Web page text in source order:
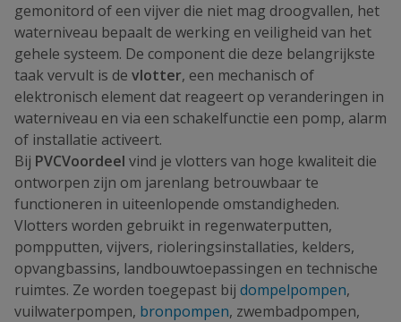
gemonitord of een vijver die niet mag droogvallen, het
waterniveau bepaalt de werking en veiligheid van het
gehele systeem. De component die deze belangrijkste
taak vervult is de vlotter, een mechanisch of
elektronisch element dat reageert op veranderingen in
waterniveau en via een schakelfunctie een pomp, alarm
of installatie activeert.
Bij PVCVoordeel vind je vlotters van hoge kwaliteit die
ontworpen zijn om jarenlang betrouwbaar te
functioneren in uiteenlopende omstandigheden.
Vlotters worden gebruikt in regenwaterputten,
pompputten, vijvers, rioleringsinstallaties, kelders,
opvangbassins, landbouwtoepassingen en technische
ruimtes. Ze worden toegepast bij dompelpompen,
vuilwaterpompen, bronpompen, zwembadpompen,